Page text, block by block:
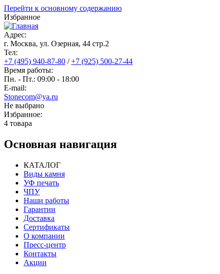
Перейти к основному содержанию
Избранное
Адрес:
г. Москва, ул. Озерная, 44 cтр.2
Тел:
+7 (495) 940-87-80 /+7 (925) 500-27-44
Время работы:
Пн. - Пт.: 09:00 - 18:00
E-mail:
Stonecom@ya.ru
Не выбрано
Избранное:
4 товара
Основная навигация
КАТАЛОГ
Виды камня
УФ печать
ЧПУ
Наши работы
Гарантии
Доставка
Сертификаты
О компании
Пресс-центр
Контакты
Акции